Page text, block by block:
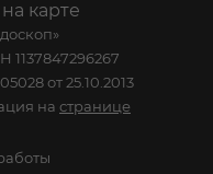
карте
1137847296267
от 25.10.2013
на странице